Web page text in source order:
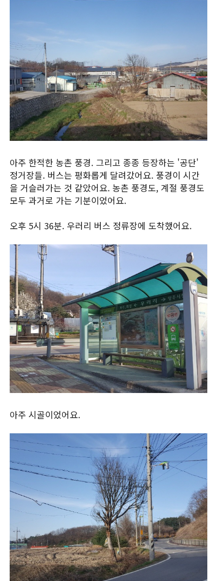
아주 한적한 농촌 풍경. 그리고 종종 등장하는 '공단'
정거장들. 버스는 평화롭게 달려갔어요. 풍경이 시간
을 거슬러가는 것 같았어요. 농촌 풍경도, 계절 풍경도
모두 과거로 가는 기분이었어요.
오후 5시 36분. 우러리 버스 정류장에 도착했어요.
아주 시골이었어요.